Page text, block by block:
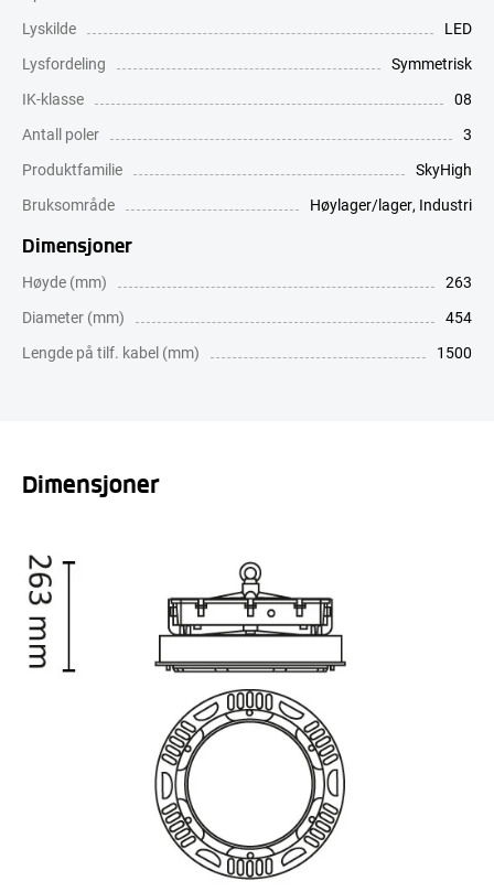
Lyskilde
LED
Lysfordeling
Symmetrisk
IK-klasse
08
Antall poler
3
Produktfamilie
SkyHigh
Bruksområde
Høylager/lager, Industri
Dimensjoner
Høyde (mm)
263
Diameter (mm)
454
Lengde på tilf. kabel (mm)
1500
Dimensjoner